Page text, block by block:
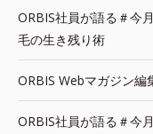
ORBIS社員が語る＃今
毛の生き残り術
ORBIS Webマガジン編
ORBIS社員が語る＃今